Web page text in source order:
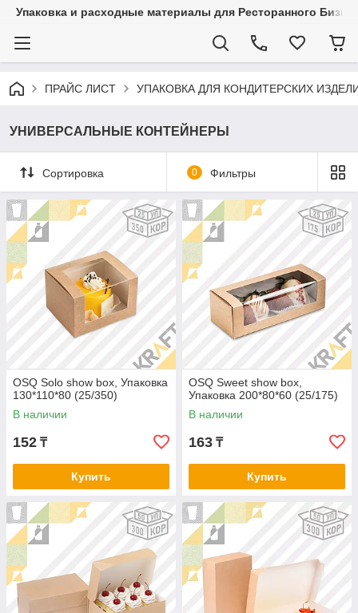
Упаковка и расходные материалы для Ресторанного
ПРАЙС ЛИСТ УПАКОВКА ДЛЯ КОНДИТЕРСКИХ
УНИВЕРСАЛЬНЫЕ КОНТЕЙНЕРЫ
Сортировка 0 Фильтры
OSQ Solo show box, Упаковка
130*110*80 (25/350)
В наличии
152 ₸
Купить
OSQ Sweet show box,
Упаковка 200*80*60 (25/175)
В наличии
163 ₸
Купить